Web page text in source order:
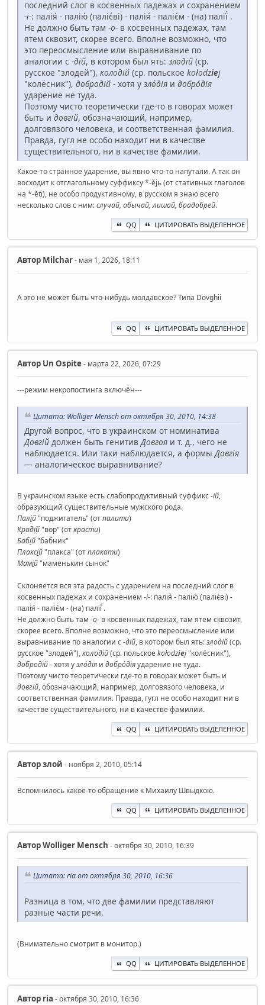
последний слог в косвенных падежах и сохранением
-і-: палія́ - палію́ (паліє́ві) - палія́ - паліє́м - (на) палії́ .
Не должно быть там -о- в косвенных падежах, там
ятем сквозит, скорее всего. Вполне возможно, что
это переосмысление или выравнивание по
аналогии с -дій, в котором был ять: злодій (ср.
русское "злодей"), колодій (ср. польское kołodziej
"колёсник"), добродій - хотя у зло́дія и добро́дія
ударение не туда.
Поэтому чисто теоретически где-то в говорах может
быть и довгій, обозначающий, например,
долговязого человека, и соответственная фамилия.
Правда, гугл не особо находит ни в качестве
существительного, ни в качестве фамилии.
Какое-то странное ударение, вы явно что-то напутали. А так он
восходит к отглагольному суффиксу *-ějь (от стативных глаголов
на *-ěti), не особо продуктивному, в русском я знаю всего
несколько слов с ним:случай, обычай, лишай, брадобрей.
QQ ЦИТИРОВАТЬ ВЫДЕЛЕННОЕ
Автор Milchar- мая 1, 2026, 18:11
А это не может быть что-нибудь молдавское? Типа Dovghii
QQ ЦИТИРОВАТЬ ВЫДЕЛЕННОЕ
Автор Un Ospite- марта 22, 2026, 07:29
---режим некропостинга включён---
Цитата: Wolliger Mensch от октября 30, 2010, 14:38
Другой вопрос, что в украинском от номинатива
Довгій должен быть генитивДовгоя и т. д., чего не
наблюдается. Или таки наблюдается, а формыДовгія
— аналогическое выравнивание?
В украинском языке есть слабопродуктивный суффикс-ій,
образующий существительные мужского рода.
Палій"поджигатель" (отпалити)
Крадій"вор" (открасти)
Бабій"бабник"
Плаксій"плакса" (отплакати)
Мамій"маменькин сынок"
Склоняется вся эта радость с ударением на последний слог в
косвенных падежах и сохранением -і-: палія́ - палію́ (паліє́ві) -
палія́ - паліє́м - (на) палії́ .
Не должно быть там -о- в косвенных падежах, там ятем сквозит,
скорее всего. Вполне возможно, что это переосмысление или
выравнивание по аналогии с-дій, в котором был ять:злодій(ср.
русское "злодей"),колодій(ср. польское kołodziej"колёсник"),
добродій- хотя узло́дія и добро́діяударение не туда.
Поэтому чисто теоретически где-то в говорах может быть и
довгій, обозначающий, например, долговязого человека, и
соответственная фамилия. Правда, гугл не особо находит ни в
качестве существительного, ни в качестве фамилии.
QQ ЦИТИРОВАТЬ ВЫДЕЛЕННОЕ
Авторзлой - ноября 2, 2010, 05:14
Вспомнилось какое-то обращение к Михаилу Швыдкою.
QQ ЦИТИРОВАТЬ ВЫДЕЛЕННОЕ
АвторWolliger Mensch - октября 30, 2010, 16:39
Цитата: ria от октября 30, 2010, 16:36
Разница в том, что две фамилии представляют
разные части речи.
(Внимательно смотрит в монитор.)
QQ ЦИТИРОВАТЬ ВЫДЕЛЕННОЕ
Автор ria - октября 30, 2010, 16:36